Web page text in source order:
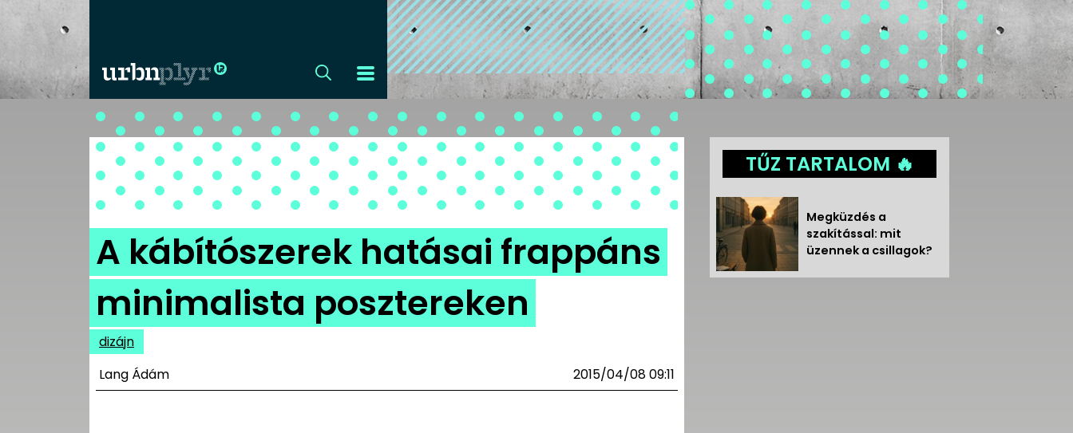
CÍMLAP
DIZÁJN
DIVAT
HIP
KULT
A kábítószerek hatásai frappáns
minimalista posztereken
dizájn
Lang Ádám
2015/04/08 09:11
TŰZ TARTALOM 🔥
Megküzdés a
szakítással: mit
üzennek a csillagok?